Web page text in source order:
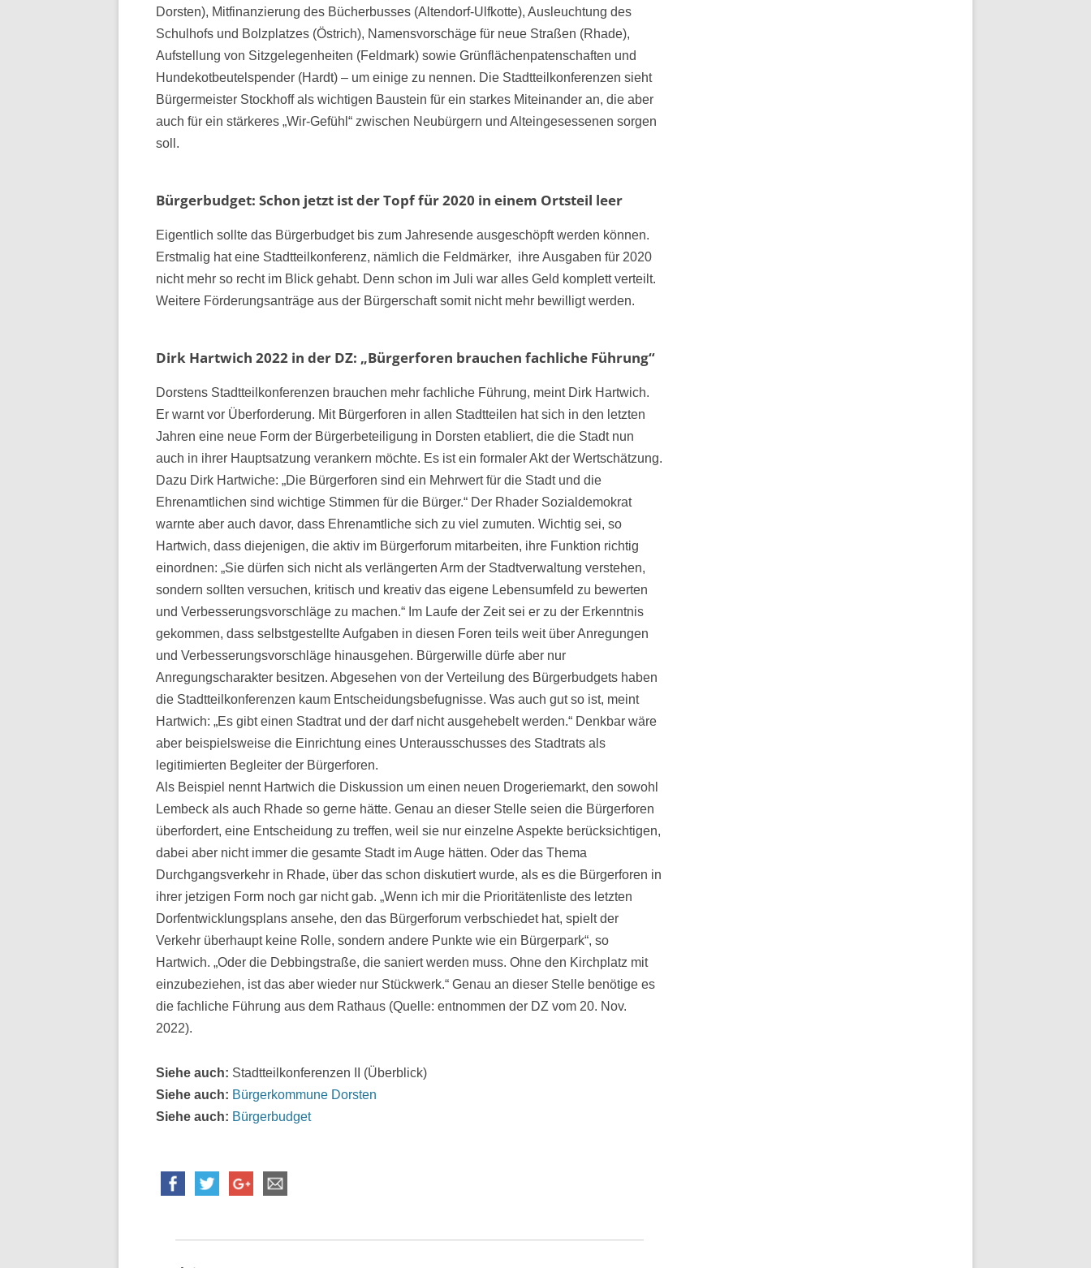
Dorsten), Mitfinanzierung des Bücherbusses (Altendorf-Ulfkotte), Ausleuchtung des
Schulhofs und Bolzplatzes (Östrich), Namensvorschäge für neue Straßen (Rhade),
Aufstellung von Sitzgelegenheiten (Feldmark) sowie Grünflächenpatenschaften und
Hundekotbeutelspender (Hardt) – um einige zu nennen. Die Stadtteilkonferenzen sieht
Bürgermeister Stockhoff als wichtigen Baustein für ein starkes Miteinander an, die aber
auch für ein stärkeres „Wir-Gefühl“ zwischen Neubürgern und Alteingesessenen sorgen
soll.
Bürgerbudget: Schon jetzt ist der Topf für 2020 in einem Ortsteil leer
Eigentlich sollte das Bürgerbudget bis zum Jahresende ausgeschöpft werden können.
Erstmalig hat eine Stadtteilkonferenz, nämlich die Feldmärker, ihre Ausgaben für 2020
nicht mehr so recht im Blick gehabt. Denn schon im Juli war alles Geld komplett verteilt.
Weitere Förderungsanträge aus der Bürgerschaft somit nicht mehr bewilligt werden.
Dirk Hartwich 2022 in der DZ: „Bürgerforen brauchen fachliche Führung“
Dorstens Stadtteilkonferenzen brauchen mehr fachliche Führung, meint Dirk Hartwich.
Er warnt vor Überforderung. Mit Bürgerforen in allen Stadtteilen hat sich in den letzten
Jahren eine neue Form der Bürgerbeteiligung in Dorsten etabliert, die die Stadt nun
auch in ihrer Hauptsatzung verankern möchte. Es ist ein formaler Akt der Wertschätzung.
Dazu Dirk Hartwiche: „Die Bürgerforen sind ein Mehrwert für die Stadt und die
Ehrenamtlichen sind wichtige Stimmen für die Bürger.“ Der Rhader Sozialdemokrat
warnte aber auch davor, dass Ehrenamtliche sich zu viel zumuten. Wichtig sei, so
Hartwich, dass diejenigen, die aktiv im Bürgerforum mitarbeiten, ihre Funktion richtig
einordnen: „Sie dürfen sich nicht als verlängerten Arm der Stadtverwaltung verstehen,
sondern sollten versuchen, kritisch und kreativ das eigene Lebensumfeld zu bewerten
und Verbesserungsvorschläge zu machen.“ Im Laufe der Zeit sei er zu der Erkenntnis
gekommen, dass selbstgestellte Aufgaben in diesen Foren teils weit über Anregungen
und Verbesserungsvorschläge hinausgehen. Bürgerwille dürfe aber nur
Anregungscharakter besitzen. Abgesehen von der Verteilung des Bürgerbudgets haben
die Stadtteilkonferenzen kaum Entscheidungsbefugnisse. Was auch gut so ist, meint
Hartwich: „Es gibt einen Stadtrat und der darf nicht ausgehebelt werden.“ Denkbar wäre
aber beispielsweise die Einrichtung eines Unterausschusses des Stadtrats als
legitimierten Begleiter der Bürgerforen.
Als Beispiel nennt Hartwich die Diskussion um einen neuen Drogeriemarkt, den sowohl
Lembeck als auch Rhade so gerne hätte. Genau an dieser Stelle seien die Bürgerforen
überfordert, eine Entscheidung zu treffen, weil sie nur einzelne Aspekte berücksichtigen,
dabei aber nicht immer die gesamte Stadt im Auge hätten. Oder das Thema
Durchgangsverkehr in Rhade, über das schon diskutiert wurde, als es die Bürgerforen in
ihrer jetzigen Form noch gar nicht gab. „Wenn ich mir die Prioritätenliste des letzten
Dorfentwicklungsplans ansehe, den das Bürgerforum verbschiedet hat, spielt der
Verkehr überhaupt keine Rolle, sondern andere Punkte wie ein Bürgerpark“, so
Hartwich. „Oder die Debbingstraße, die saniert werden muss. Ohne den Kirchplatz mit
einzubeziehen, ist das aber wieder nur Stückwerk.“ Genau an dieser Stelle benötige es
die fachliche Führung aus dem Rathaus (Quelle: entnommen der DZ vom 20. Nov.
2022).
Siehe auch: Stadtteilkonferenzen II (Überblick)
Siehe auch: Bürgerkommune Dorsten
Siehe auch: Bürgerbudget